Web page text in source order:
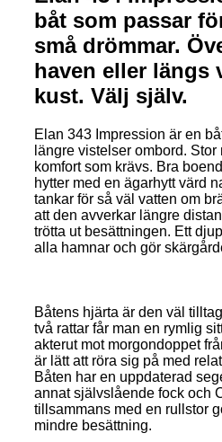
båt som passar
små drömmar.
haven eller längs
kust. Välj själv.
Elan 343 Impression är en
längre vistelser ombord. Stor
komfort som krävs. Bra
hytter med en ägarhytt värd
tankar för så väl vatten om
att den avverkar längre
trötta ut besättningen. Ett
alla hamnar och gör
Båtens hjärta är den väl
två rattar får man en rymlig
akterut mot morgondoppet
är lätt att röra sig på med
Båten har en uppdaterad
annat självslående fock och
tillsammans med en rullstor
mindre besättning.